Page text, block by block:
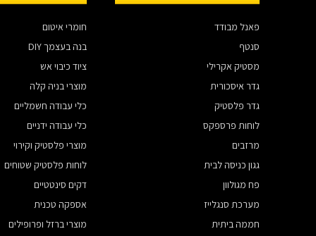
פאנל מבודד
סנטף
מסטיק אקרילי
גדר איסכורית
גדר פלסטיק
לוחות פרספקס
מרזבים
גגון כניסה לבית
פח מגולוון
מערכת סנגלייז
חממה ביתית
חומרי איטום
בנה בעצמך DIY
ציוד כיבוי אש
מוצרי בניה קלה
כלי עבודה חשמליים
כלי עבודה ידניים
מוצרי פלסטיק וקירוי
לוחות פלסטיק שטוחים
דקים סינטטיים
אספקה טכנית
מוצרי ברזל ופרופילים